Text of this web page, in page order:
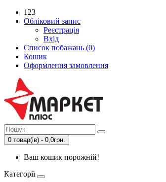
123
Обліковий запис
Реєстрація
Вхід
Список побажань (0)
Кошик
Оформлення замовлення
0 товар(ів) - 0,0грн.
Ваш кошик порожній!
Категорії